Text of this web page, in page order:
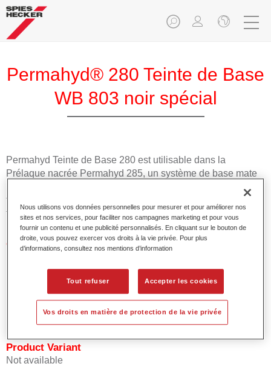
Permahyd® 280 Teinte de Base
WB 803 noir spécial
Permahyd Teinte de Base 280 est utilisable dans la
Prélaque nacrée Permahyd 285, un système de base mate
technologie spéciale de dispersion polyuréthanne pour les
teintes opaques et à effet.
Caractéristiques du produit
Offre une bonne stabilité verticale.
Procure une bonne opacité.
Est d'une grande précision colorimétrique.
Peut être recouverte avec Le Vernis HS Permasolid.
Product Variant
Not available
Nous utilisons vos données personnelles pour mesurer et pour améliorer nos
sites et nos services, pour faciliter nos campagnes marketing et pour vous
fournir un contenu et une publicité personnalisés. En cliquant sur le bouton de
droite, vous pouvez exercer vos droits à la vie privée. Pour plus
d’informations, consultez nos mentions d’information
Tout refuser Accepter les cookies
Vos droits en matière de protection de la vie privée